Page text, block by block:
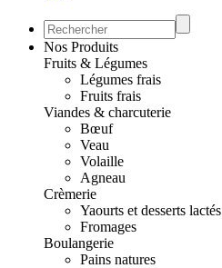
Nos Produits
Fruits & Légumes
Légumes frais
Fruits frais
Viandes & charcuterie
Bœuf
Veau
Volaille
Agneau
Crèmerie
Yaourts et desserts lactés
Fromages
Boulangerie
Pains natures